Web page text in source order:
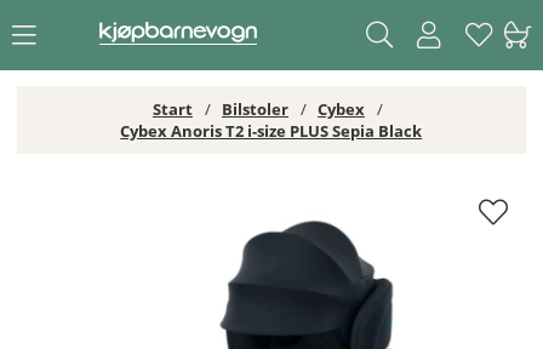
Start Bilstoler
Cybex
Cybex Anoris T2 i-size PLUS Sepia Black